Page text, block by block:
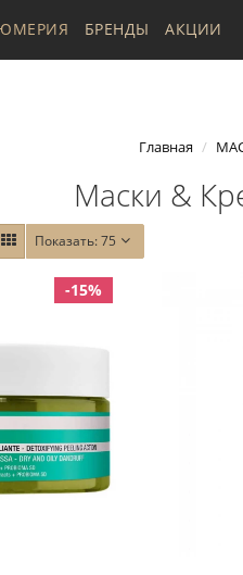
БРЕНДЫ АКЦИИ
Главная
Маски &
Показать:75
-15%